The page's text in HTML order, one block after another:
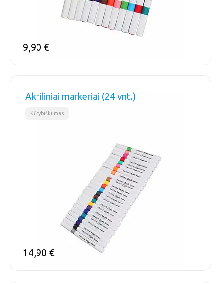
9,90 €
Akriliniai markeriai (24 vnt.)
Kūrybiškumas
14,90 €